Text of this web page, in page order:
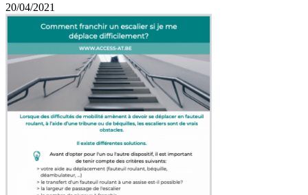
20/04/2021